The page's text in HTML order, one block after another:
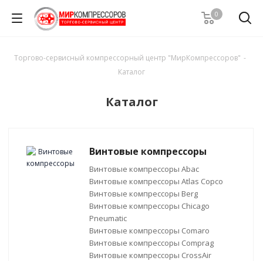
0
Торгово-сервисный компрессорный центр "МирКомпрессоров" -
Каталог
Каталог
Винтовые компрессоры
Винтовые компрессоры Abac
Винтовые компрессоры Atlas Copco
Винтовые компрессоры Berg
Винтовые компрессоры Chicago
Pneumatic
Винтовые компрессоры Comaro
Винтовые компрессоры Comprag
Винтовые компрессоры CrossAir